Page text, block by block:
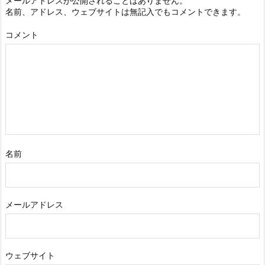
名前、アドレス、ウェブサイトは無記入でもコメントできます。
コメント
名前
メールアドレス
ウェブサイト